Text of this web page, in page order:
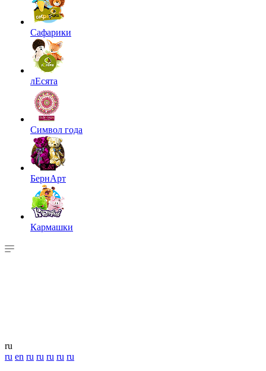
Сафарики
лЕсята
Символ года
БернАрт
Кармашки
ru
ru en ru ru ru ru ru